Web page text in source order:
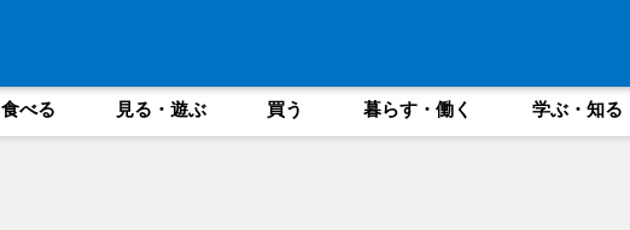
食べる 見る・遊ぶ 買う 暮らす・働く 学ぶ・知る